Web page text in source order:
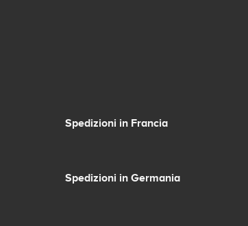
Spedizioni in Francia
Spedizioni in Germania